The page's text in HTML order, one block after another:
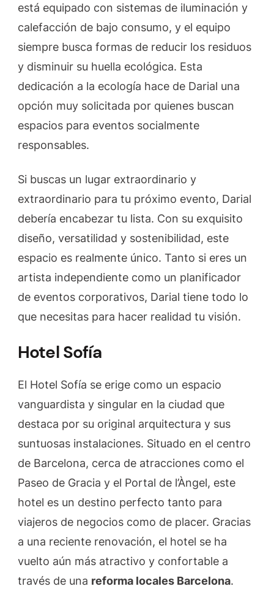
está equipado con sistemas de iluminación y
calefacción de bajo consumo, y el equipo
siempre busca formas de reducir los residuos
y disminuir su huella ecológica. Esta
dedicación a la ecología hace de Darial una
opción muy solicitada por quienes buscan
espacios para eventos socialmente
responsables.
Si buscas un lugar extraordinario y
extraordinario para tu próximo evento, Darial
debería encabezar tu lista. Con su exquisito
diseño, versatilidad y sostenibilidad, este
espacio es realmente único. Tanto si eres un
artista independiente como un planificador
de eventos corporativos, Darial tiene todo lo
que necesitas para hacer realidad tu visión.
Hotel Sofía
El Hotel Sofía se erige como un espacio
vanguardista y singular en la ciudad que
destaca por su original arquitectura y sus
suntuosas instalaciones. Situado en el centro
de Barcelona, cerca de atracciones como el
Paseo de Gracia y el Portal de l’Àngel, este
hotel es un destino perfecto tanto para
viajeros de negocios como de placer. Gracias
a una reciente renovación, el hotel se ha
vuelto aún más atractivo y confortable a
través de una reforma locales Barcelona.